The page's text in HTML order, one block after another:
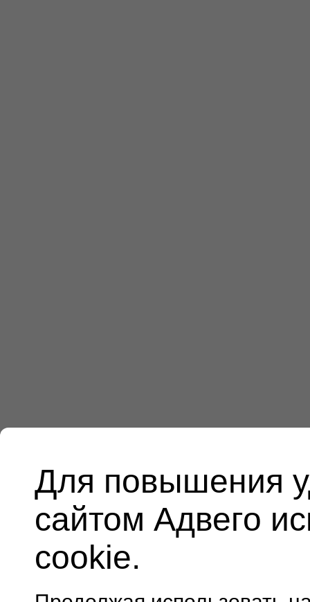
Для повышения
сайтом Адвего
cookie.